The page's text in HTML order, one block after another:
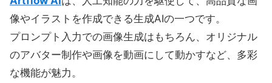
像やイラストを作成できる生成AIの一つです。
プロンプト入力での画像生成はもちろん、オリジナル
のアバター制作や画像を動画にして動かすなど、多彩
な機能が魅力。